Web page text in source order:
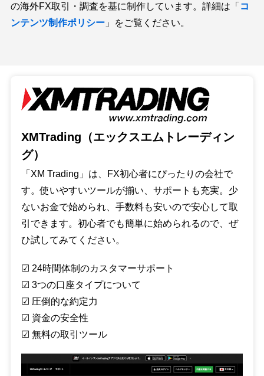
の海外FX取引・調査を基に制作しています。詳細は「 コ
ンテンツ制作ポリシー」をご覧ください。
XMTrading（エックスエムトレーディン
グ）
「XM Trading」は、FX初心者にぴったりの会社で
す。使いやすいツールが揃い、サポートも充実。少
ないお金で始められ、手数料も安いので安心して取
引できます。初心者でも簡単に始められるので、ぜ
ひ試してみてください。
☑︎ 24時間体制のカスタマーサポート
☑︎ 3つの口座タイプについて
☑︎ 圧倒的な約定力
☑︎ 資金の安全性
☑︎ 無料の取引ツール